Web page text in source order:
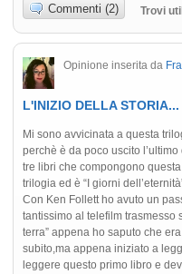
Commenti (2) Trovi
Opinione inserita da
L'INIZIO DELLA STORIA...
Mi sono avvicinata a questa
perchè è da poco uscito l’ultimo
tre libri che compongono questa
trilogia ed è “I giorni
Con Ken Follett ho avuto un
tantissimo al telefilm trasmesso
terra” appena ho saputo che
subito,ma appena iniziato a
leggere questo primo libro e